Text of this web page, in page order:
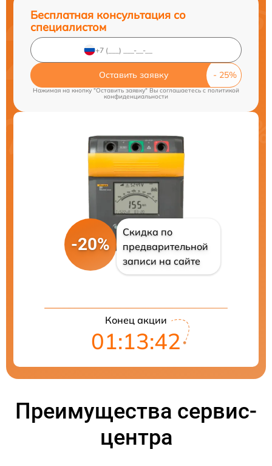
Бесплатная консультация со
специалистом
Оставить заявку
Нажимая на кнопку "Оставить заявку" Вы соглашаетесь cполитикой
конфиденциальности
-20%
Скидка по
предварительной
записи на сайте
Конец акции
01:13:41
Преимущества сервис-
центра